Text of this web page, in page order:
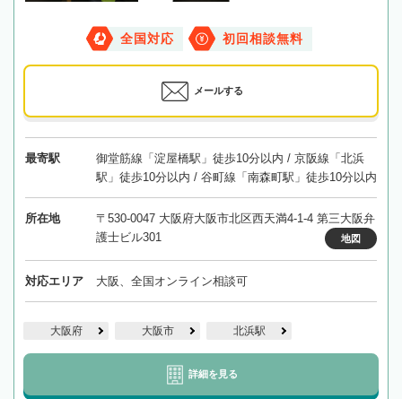
全国対応 初回相談無料
メールする
最寄駅
御堂筋線「淀屋橋駅」徒歩10分以内 / 京阪線「北浜
駅」徒歩10分以内 / 谷町線「南森町駅」徒歩10分以内
所在地
〒530-0047 大阪府大阪市北区西天満4-1-4 第三大阪弁
護士ビル301
地図
対応エリア 大阪、全国オンライン相談可
大阪府 大阪市 北浜駅
詳細を見る